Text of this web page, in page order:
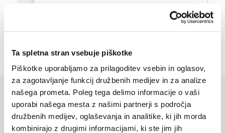
Ta spletna stran vsebuje piškotke
Piškotke uporabljamo za prilagoditev vsebin in oglasov,
za zagotavljanje funkcij družbenih medijev in za analize
našega prometa. Poleg tega delimo informacije o vaši
uporabi našega mesta z našimi partnerji s področja
družbenih medijev, oglaševanja in analitike, ki jih morda
kombinirajo z drugimi informacijami, ki ste jim jih
Ne zamudite